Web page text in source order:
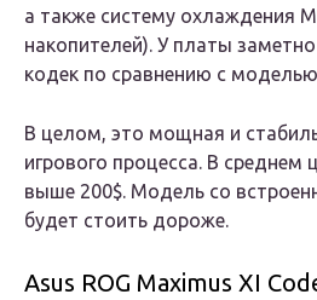
а также систему охлаждения
накопителей). У платы
кодек по сравнению с
В целом, это мощная и
игрового процесса. В среднем
выше 200$. Модель со
будет стоить дороже.
Asus ROG Maximus XI